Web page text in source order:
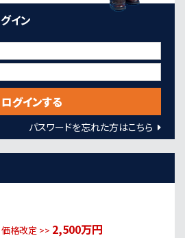
イン
パスワードを忘れた方はこちら
価格改定 >> 2,500万円